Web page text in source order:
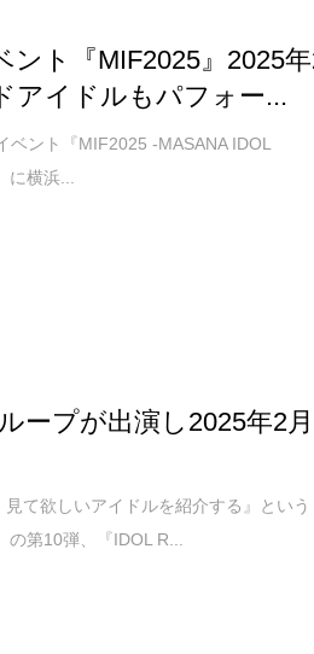
ト『MIF2025』2025
アイドルもパフォー...
ント『MIF2025 -MASANA IDOL
横浜...
ープが出演し2025年2月
て欲しいアイドルを紹介する』という
第10弾、『IDOL R...